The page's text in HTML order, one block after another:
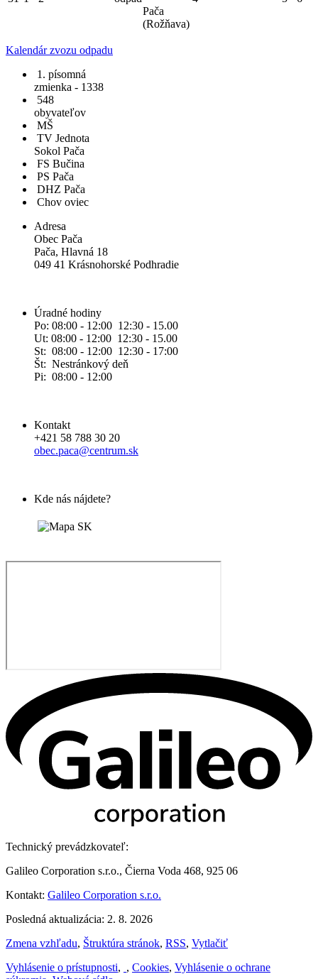
Pača
(Rožňava)
Kalendár zvozu odpadu
1. písomná
zmienka - 1338
548
obyvateľov
MŠ
TV Jednota
Sokol Pača
FS Bučina
PS Pača
DHZ Pača
Chov oviec
Adresa
Obec Pača
Pača, Hlavná 18
049 41 Krásnohorské Podhradie
Úradné hodiny
Po: 08:00 - 12:00 12:30 - 15.00
Ut: 08:00 - 12:00 12:30 - 15.00
St: 08:00 - 12:00 12:30 - 17:00
Št: Nestránkový deň
Pi: 08:00 - 12:00
Kontakt
+421 58 788 30 20
obec.paca@centrum.sk
Kde nás nájdete?
Technický prevádzkovateľ:
Galileo Corporation s.r.o., Čierna Voda 468, 925 06
Kontakt: Galileo Corporation s.r.o.
Posledná aktualizácia: 2. 8. 2026
Zmena vzhľadu, Štruktúra stránok, RSS, Vytlačiť
Vyhlásenie o prístupnosti, , Cookies, Vyhlásenie o ochrane